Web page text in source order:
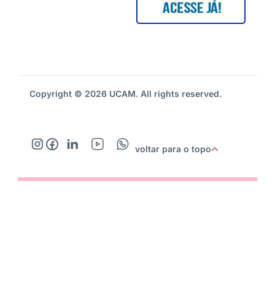
Copyright © 2026 UCAM. All rights reserved.
voltar para o topo